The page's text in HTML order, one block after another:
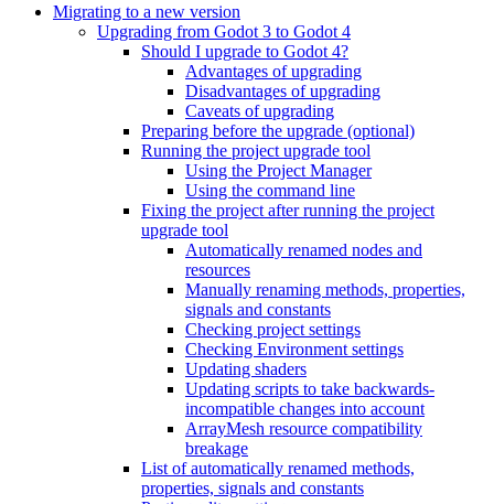
Migrating to a new version
Upgrading from Godot 3 to Godot 4
Should I upgrade to Godot 4?
Advantages of upgrading
Disadvantages of upgrading
Caveats of upgrading
Preparing before the upgrade (optional)
Running the project upgrade tool
Using the Project Manager
Using the command line
Fixing the project after running the project
upgrade tool
Automatically renamed nodes and
resources
Manually renaming methods, properties,
signals and constants
Checking project settings
Checking Environment settings
Updating shaders
Updating scripts to take backwards-
incompatible changes into account
ArrayMesh resource compatibility
breakage
List of automatically renamed methods,
properties, signals and constants